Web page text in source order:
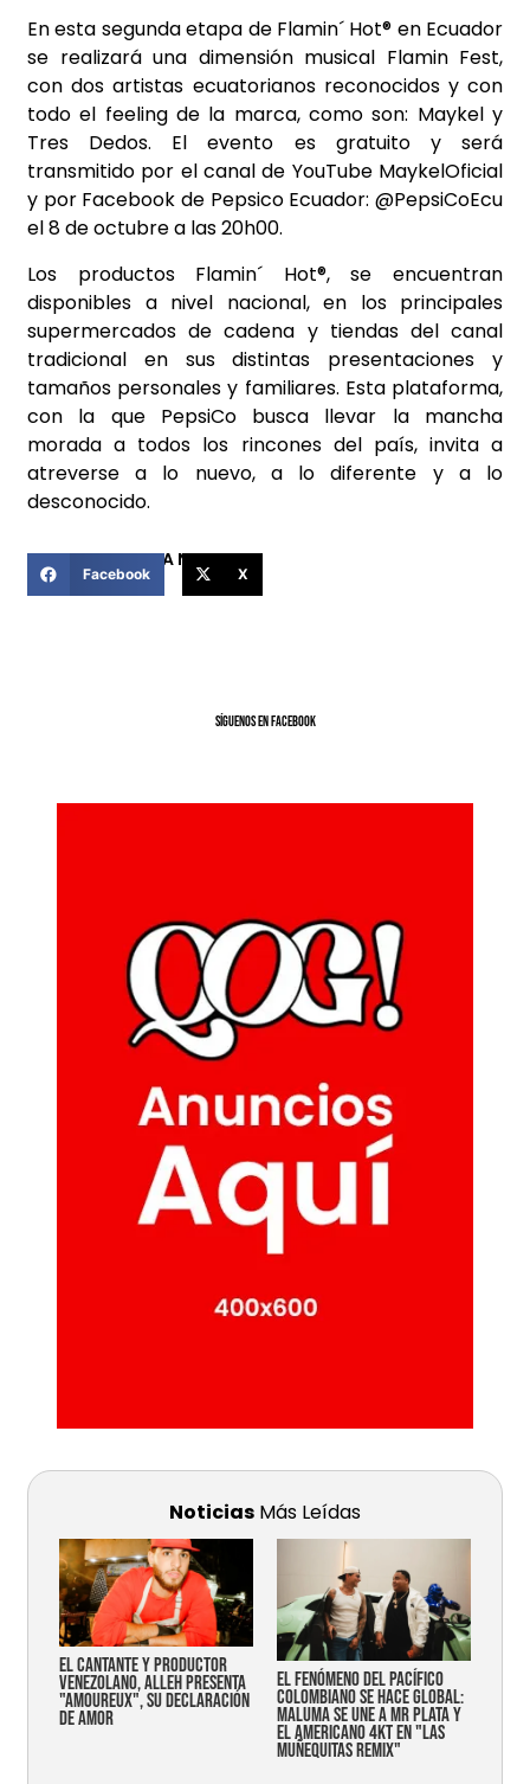
En esta segunda etapa de Flamin´ Hot® en Ecuador
se realizará una dimensión musical Flamin Fest,
con dos artistas ecuatorianos reconocidos y con
todo el feeling de la marca, como son: Maykel y
Tres Dedos. El evento es gratuito y será
transmitido por el canal de YouTube MaykelOficial
y por Facebook de Pepsico Ecuador: @PepsiCoEcu
el 8 de octubre a las 20h00.
Los productos Flamin´ Hot®, se encuentran
disponibles a nivel nacional, en los principales
supermercados de cadena y tiendas del canal
tradicional en sus distintas presentaciones y
tamaños personales y familiares. Esta plataforma,
con la que PepsiCo busca llevar la mancha
morada a todos los rincones del país, invita a
atreverse a lo nuevo, a lo diferente y a lo
desconocido.
COMPARTIR ESTA NOTICIA
Facebook X
SíGUENOS EN FACEBOOK
Noticias Más Leídas
EL CANTANTE Y PRODUCTOR
VENEZOLANO, ALLEH PRESENTA
"AMOUREUX", SU DECLARACIÓN
DE AMOR
EL FENÓMENO DEL PACÍFICO
COLOMBIANO SE HACE GLOBAL:
MALUMA SE UNE A MR PLATA Y
EL AMERICANO 4KT EN "LAS
MUÑEQUITAS REMIX"